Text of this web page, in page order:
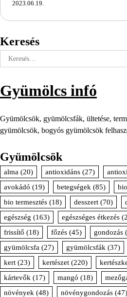
2023.06.19.
Keresés
Keresés:
Gyümölcs infó
Gyümölcsök, gyümölcsfák, ültetése,
gyümölcsök, bogyós gyümölcsök
Gyümölcsök
alma (20) antioxidáns (27)
avokádó (19) betegségek (85) bio
bio termesztés (18) desszert (70)
egészség (163) egészséges étkezés
frissítő (18) főzés (45) gondozás
gyümölcsfa (27) gyümölcsfák (37)
kert (23) kertészet (220)
kártevők (17) mangó (18)
növények (48) növénygondozás (47)